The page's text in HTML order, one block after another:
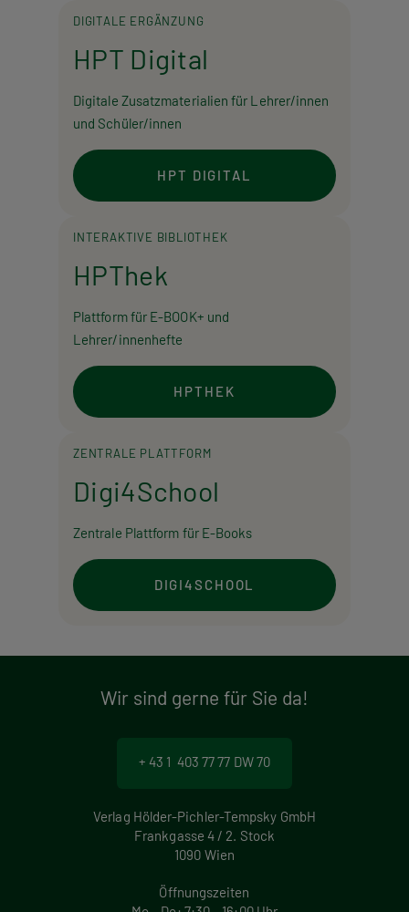
DIGITALE ERGÄNZUNG
HPT Digital
Digitale Zusatzmaterialien für Lehrer/innen
und Schüler/innen
HPT DIGITAL
INTERAKTIVE BIBLIOTHEK
HPThek
Plattform für E-BOOK+ und
Lehrer/innenhefte
HPTHEK
ZENTRALE PLATTFORM
Digi4School
Zentrale Plattform für E-Books
DIGI4SCHOOL
Wir sind gerne für Sie da!
+ 43 1 403 77 77 DW 70
Verlag Hölder-Pichler-Tempsky GmbH
Frankgasse 4 / 2. Stock
1090 Wien
Öffnungszeiten